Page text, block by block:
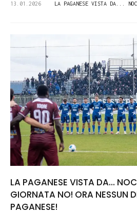
13.01.2026 LA PAGANESE VISTA DA...
LA PAGANESE VISTA DA...
GIORNATA NO! ORA NESSUN
PAGANESE!